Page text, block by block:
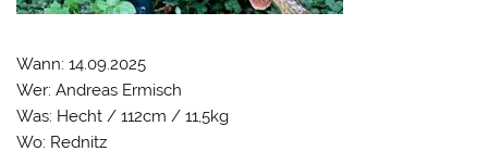
Wann: 14.09.2025
Wer: Andreas Ermisch
Was: Hecht / 112cm / 11,5kg
Wo: Rednitz